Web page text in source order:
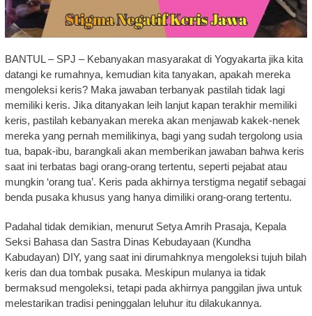
BANTUL – SPJ – Kebanyakan masyarakat di Yogyakarta jika kita
datangi ke rumahnya, kemudian kita tanyakan, apakah mereka
mengoleksi keris? Maka jawaban terbanyak pastilah tidak lagi
memiliki keris. Jika ditanyakan leih lanjut kapan terakhir memiliki
keris, pastilah kebanyakan mereka akan menjawab kakek-nenek
mereka yang pernah memilikinya, bagi yang sudah tergolong usia
tua, bapak-ibu, barangkali akan memberikan jawaban bahwa keris
saat ini terbatas bagi orang-orang tertentu, seperti pejabat atau
mungkin ‘orang tua’. Keris pada akhirnya terstigma negatif sebagai
benda pusaka khusus yang hanya dimiliki orang-orang tertentu.
Padahal tidak demikian, menurut Setya Amrih Prasaja, Kepala
Seksi Bahasa dan Sastra Dinas Kebudayaan (Kundha
Kabudayan) DIY, yang saat ini dirumahknya mengoleksi tujuh bilah
keris dan dua tombak pusaka. Meskipun mulanya ia tidak
bermaksud mengoleksi, tetapi pada akhirnya panggilan jiwa untuk
melestarikan tradisi peninggalan leluhur itu dilakukannya.